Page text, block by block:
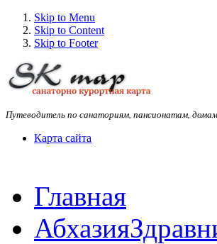
Skip to Menu
Skip to Content
Skip to Footer
Путеводитель по санаториям, пансионатам,
Карта сайта
Главная
Абхазия